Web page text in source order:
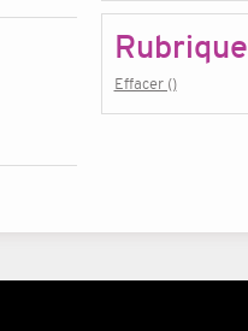
Rubrique
Effacer ()